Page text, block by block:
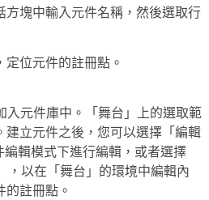
方塊中輸入元件名稱，然後選取行
位元件的註冊點。
入元件庫中。「舞台」上的選取範
建立元件之後，您可以選擇「編輯
輯模式下進行編輯，或者選擇
，以在「舞台」的環境中編輯內
註冊點。